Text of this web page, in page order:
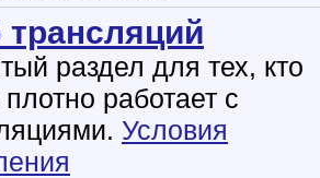
трансляций
раздел для тех, кто
работает с
Условия